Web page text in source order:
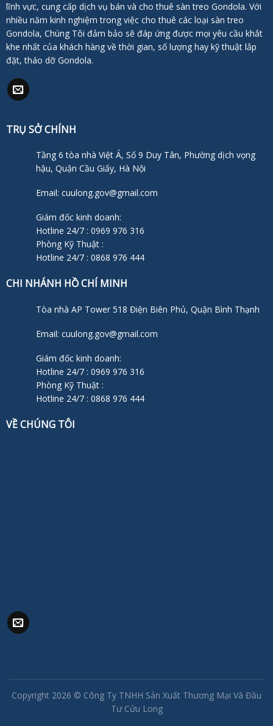
lĩnh vực, cung cấp dịch vụ bán và cho thuê sàn treo Gondola. Với
nhiều năm kinh nghiệm trong việc cho thuê các loại sàn treo
Gondola, Chúng Tôi đảm bảo sẽ đáp ứng được mọi yêu cầu khắt
khe nhất của khách hàng về thời gian, số lượng hay kỹ thuật lắp
đặt, tháo dỡ Gondola.
TRỤ SỞ CHÍNH
Tầng 6 tòa nhà Việt Á, Số 9 Duy Tân, Phường dịch vọng
hậu, Quận Cầu Giấy, Hà Nội
Email: cuulong.gov@gmail.com
Giám đốc kinh doanh:
Hotline 24/7 : 0969 976 316
Phòng Kỹ Thuật :
Hotline 24/7 : 0868 976 444
CHI NHÁNH HỒ CHÍ MINH
Tòa nhà AP Tower 518 Điện Biên Phủ, Quận Bình Thạnh
Email: cuulong.gov@gmail.com
Giám đốc kinh doanh:
Hotline 24/7 : 0969 976 316
Phòng Kỹ Thuật :
Hotline 24/7 : 0868 976 444
VỀ CHÚNG TÔI
Copyright 2026 © Công Ty TNHH Sản Xuất Thương Mại Và Đầu
Tư Cửu Long